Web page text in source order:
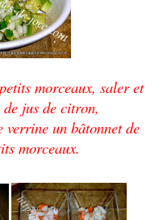
morceaux, saler et
jus de citron,
verrine un bâtonnet de
morceaux.